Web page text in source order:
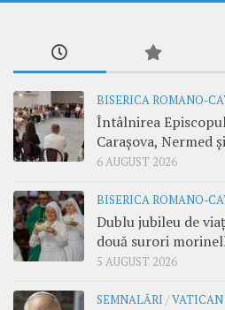
BISERICA ROMANO-
Întâlnirea
Carașova, Nermed
6 AUGUST 2026
BISERICA ROMANO-
Dublu jubileu de
două surori
5 AUGUST 2026
SEMNALĂRI /VATICAN